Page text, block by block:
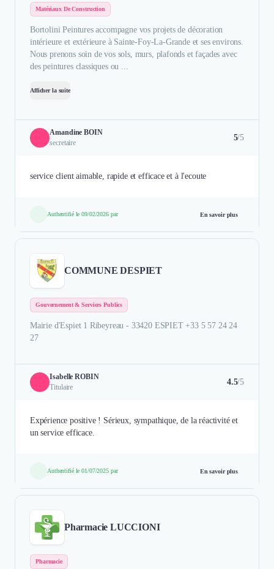
Matériaux De Construction
Bortolini Peintures accompagne vos projets de décoration
intérieure et extérieure à Sainte-Foy-La-Grande et ses environs.
Nous prenons soin de vos sols, murs, plafonds et façades avec
des peintures classiques ou ...
Afficher la suite
Amandine BOIN
secretaire
5/5
service client aimable, rapide et efficace et à l'ecoute
Authentifié le 09/02/2026 par En savoir plus
COMMUNE DESPIET
Gouvernement & Services Publics
Mairie d'Espiet 1 Ribeyreau - 33420 ESPIET +33 5 57 24 24
27
Isabelle ROBIN
Titulaire
4.5/5
Expérience positive ! Sérieux, sympathique, de la réactivité et
un service efficace.
Authentifié le 01/07/2025 par En savoir plus
Pharmacie LUCCIONI
Pharmacie